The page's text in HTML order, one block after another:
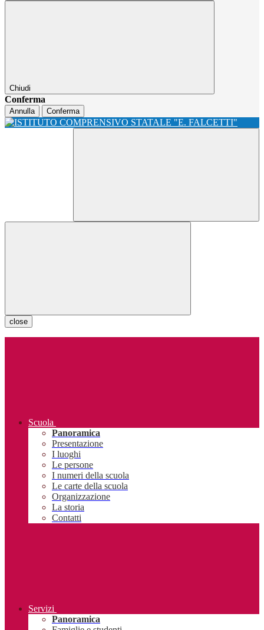
Chiudi
Conferma
Annulla Conferma
close
Scuola
Panoramica
Presentazione
I luoghi
Le persone
I numeri della scuola
Le carte della scuola
Organizzazione
La storia
Contatti
Servizi
Panoramica